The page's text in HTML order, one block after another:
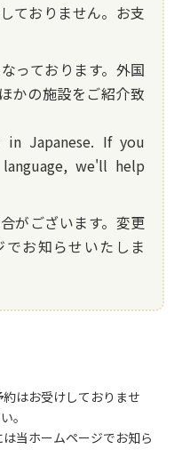
ておりません。お支
っております。外国
かの施設をご紹介致
Japanese. If you
we'll help
がございます。変更
お知らせいたしま
はお受けしておりませ
。
当ホームページでお知ら